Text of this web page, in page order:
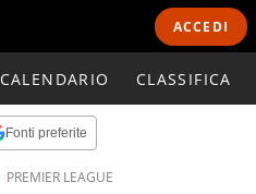
ACCEDI
CALENDARIO CLASSIFICA
Fonti preferite
PREMIER LEAGUE